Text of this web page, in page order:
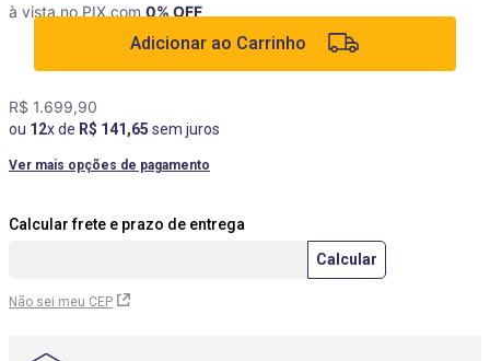
à vista no PIX com 0% OFF
Adicionar ao Carrinho
R$ 1.699,90
ou 12x de R$ 141 ,65 sem juros
Ver mais opções de pagamento
Não sei meu CEP